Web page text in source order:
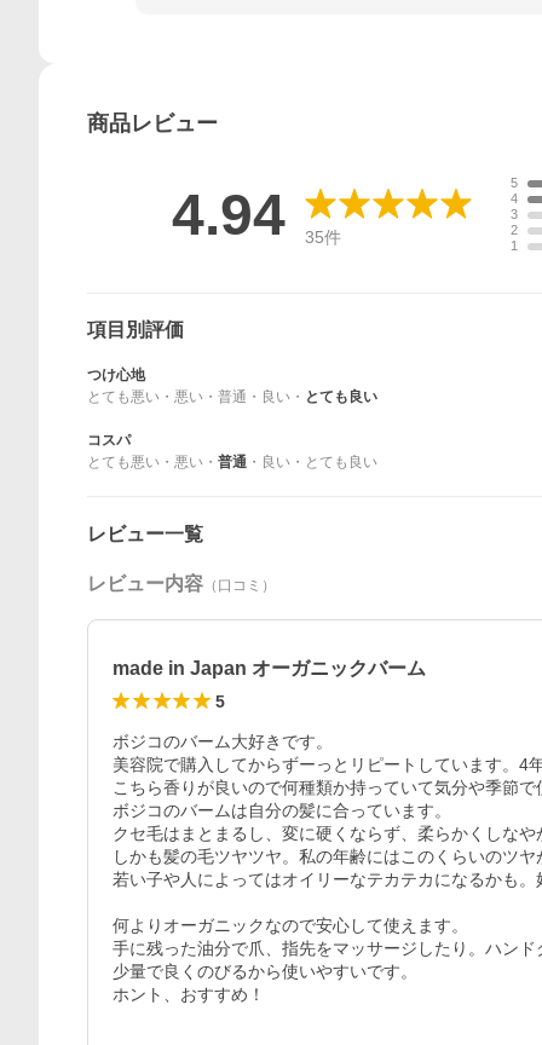
商品レビュー
4.94 35件
5
4
3
2
1
項目別評価
つけ心地
とても悪い ・ 悪い ・ 普通 ・ 良い ・ とても良い
コスパ
とても悪い ・ 悪い ・ 普通 ・ 良い ・ とても良い
レビュー一覧
レビュー内容 （口コミ）
made in Japan オーガニックバーム
5
ボジコのバーム大好きです。
美容院で購入してからずーっとリピートしています。4
こちら香りが良いので何種類か持っていて気分や季節
ボジコのバームは自分の髪に合っています。
クセ毛はまとまるし、変に硬くならず、柔らかくしなや
しかも髪の毛ツヤツヤ。私の年齢にはこのくらいのツ
若い子や人によってはオイリーなテカテカになるかも。
何よりオーガニックなので安心して使えます。
手に残った油分で爪、指先をマッサージしたり。ハンド
少量で良くのびるから使いやすいです。
ホント、おすすめ！